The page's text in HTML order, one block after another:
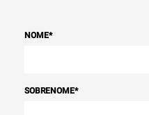
NOME*
SOBRENOME*